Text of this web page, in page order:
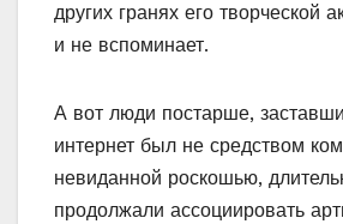
других гранях его творческой
и не вспоминает.
А вот люди постарше,
интернет был не средством
невиданной роскошью,
продолжали ассоциировать